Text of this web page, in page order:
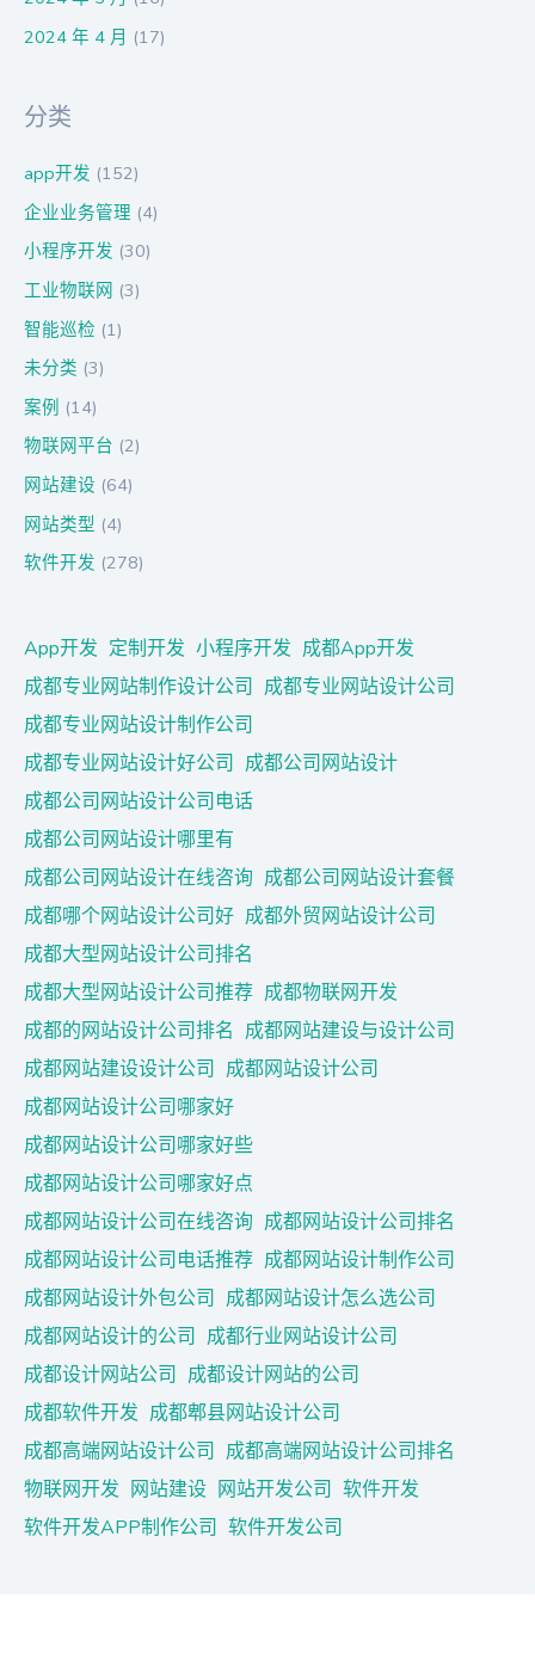
2024 年 4 月 (17)
分类
app开发 (152)
企业业务管理 (4)
小程序开发 (30)
工业物联网 (3)
智能巡检 (1)
未分类 (3)
案例 (14)
物联网平台 (2)
网站建设 (64)
网站类型 (4)
软件开发 (278)
App开发 定制开发 小程序开发 成都App开发
成都专业网站制作设计公司 成都专业网站设计公司
成都专业网站设计制作公司
成都专业网站设计好公司 成都公司网站设计
成都公司网站设计公司电话
成都公司网站设计哪里有
成都公司网站设计在线咨询 成都公司网站设计套餐
成都哪个网站设计公司好 成都外贸网站设计公司
成都大型网站设计公司排名
成都大型网站设计公司推荐 成都物联网开发
成都的网站设计公司排名 成都网站建设与设计公司
成都网站建设设计公司 成都网站设计公司
成都网站设计公司哪家好
成都网站设计公司哪家好些
成都网站设计公司哪家好点
成都网站设计公司在线咨询 成都网站设计公司排名
成都网站设计公司电话推荐 成都网站设计制作公司
成都网站设计外包公司 成都网站设计怎么选公司
成都网站设计的公司 成都行业网站设计公司
成都设计网站公司 成都设计网站的公司
成都软件开发 成都郫县网站设计公司
成都高端网站设计公司 成都高端网站设计公司排名
物联网开发 网站建设 网站开发公司 软件开发
软件开发APP制作公司 软件开发公司